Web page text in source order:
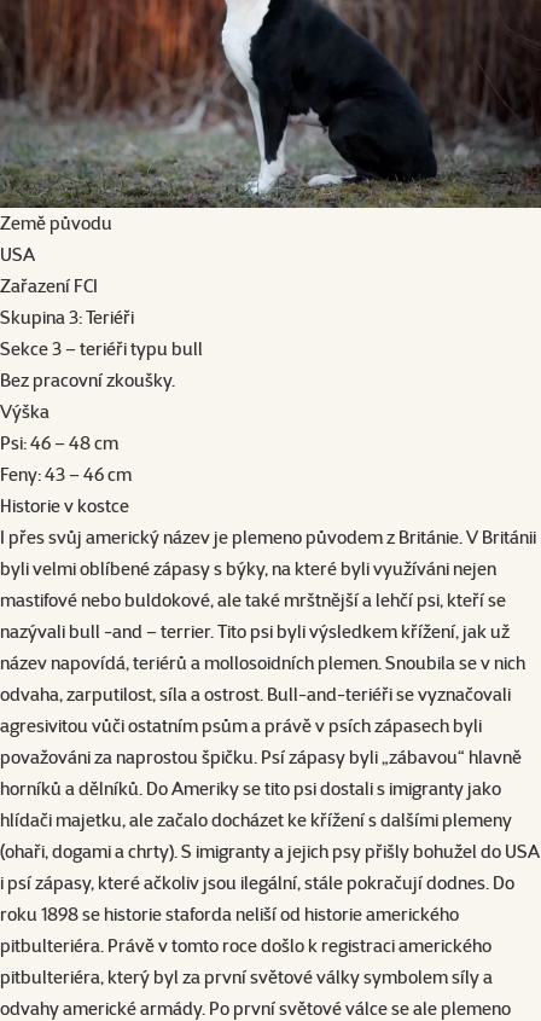
Země původu
USA
Zařazení FCI
Skupina 3: Teriéři
Sekce 3 – teriéři typu bull
Bez pracovní zkoušky.
Výška
Psi: 46 – 48 cm
Feny: 43 – 46 cm
Historie v kostce
I přes svůj americký název je plemeno původem z Británie. V Británii
byli velmi oblíbené zápasy s býky, na které byli využíváni nejen
mastifové nebo buldokové, ale také mrštnější a lehčí psi, kteří se
nazývali bull -and – terrier. Tito psi byli výsledkem křížení, jak už
název napovídá, teriérů a mollosoidních plemen. Snoubila se v nich
odvaha, zarputilost, síla a ostrost. Bull-and-teriéři se vyznačovali
agresivitou vůči ostatním psům a právě v psích zápasech byli
považováni za naprostou špičku. Psí zápasy byli „zábavou“ hlavně
horníků a dělníků. Do Ameriky se tito psi dostali s imigranty jako
hlídači majetku, ale začalo docházet ke křížení s dalšími plemeny
(ohaři, dogami a chrty). S imigranty a jejich psy přišly bohužel do USA
i psí zápasy, které ačkoliv jsou ilegální, stále pokračují dodnes. Do
roku 1898 se historie staforda neliší od historie amerického
pitbulteriéra. Právě v tomto roce došlo k registraci amerického
pitbulteriéra, který byl za první světové války symbolem síly a
odvahy americké armády. Po první světové válce se ale plemeno